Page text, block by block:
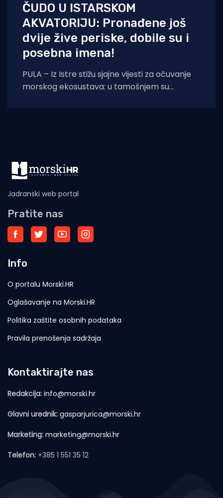
ČUDO U ISTARSKOM
AKVATORIJU: Pronađene još
dvije žive periske, dobile su i
posebna imena!
PULA – Iz Istre stižu sjajne vijesti za očuvanje
morskog ekosustava: u tamošnjem su
Jadranski web portal
Pratite nas
Info
O portalu Morski.HR
Oglašavanje na Morski.HR
Politika zaštite osobnih podataka
Pravila prenošenja sadržaja
Kontaktirajte nas
Redakcija: info@morski.hr
Glavni urednik: gasparjurica@morski.hr
Marketing: marketing@morski.hr
Telefon: +385 1 551 35 12